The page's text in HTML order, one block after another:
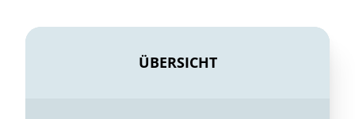
ÜBERSICHT